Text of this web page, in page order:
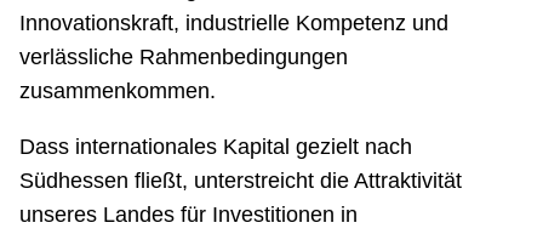
Innovationskraft, industrielle Kompetenz und
verlässliche Rahmenbedingungen
zusammenkommen.
Dass internationales Kapital gezielt nach
Südhessen fließt, unterstreicht die Attraktivität
unseres Landes für Investitionen in